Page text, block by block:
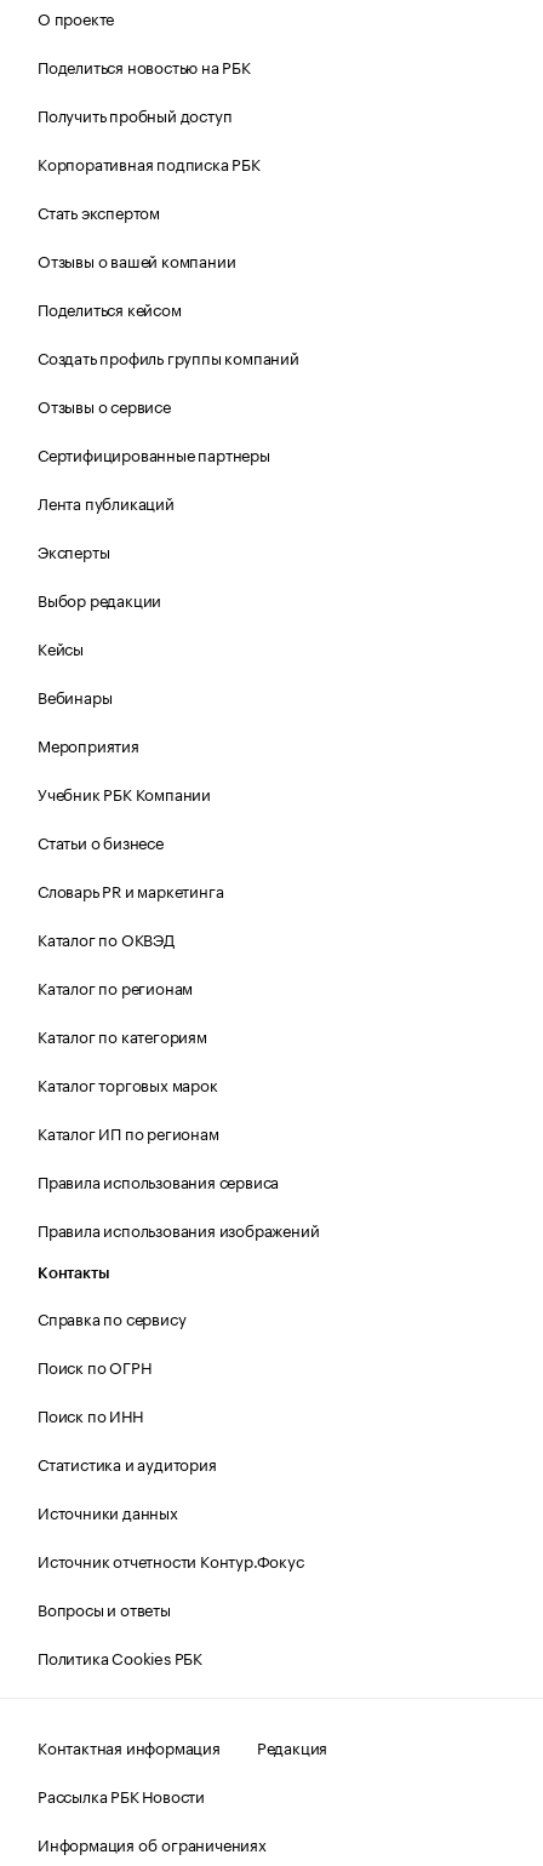
О проекте
Поделиться новостью на РБК
Получить пробный доступ
Корпоративная подписка РБК
Стать экспертом
Отзывы о вашей компании
Поделиться кейсом
Создать профиль группы компаний
Отзывы о сервисе
Сертифицированные партнеры
Лента публикаций
Эксперты
Выбор редакции
Кейсы
Вебинары
Мероприятия
Учебник РБК Компании
Статьи о бизнесе
Словарь PR и маркетинга
Каталог по ОКВЭД
Каталог по регионам
Каталог по категориям
Каталог торговых марок
Каталог ИП по регионам
Правила использования сервиса
Правила использования изображений
Контакты
Справка по сервису
Поиск по ОГРН
Поиск по ИНН
Статистика и аудитория
Источники данных
Источник отчетности Контур.Фокус
Вопросы и ответы
Политика Cookies РБК
Контактная информация
Редакция
Рассылка РБК Новости
Информация об ограничениях